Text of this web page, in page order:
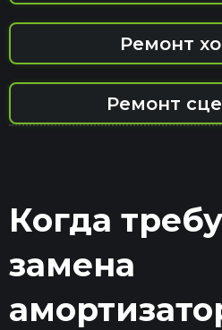
Ремонт
Ремонт
Когда
замена